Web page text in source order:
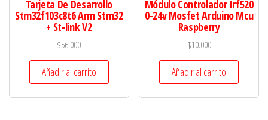
Tarjeta De Desarrollo
Stm32f103c8t6 Arm Stm32
+ St-link V2
$56.000
Añadir al carrito
Módulo Controlador Irf520
0-24v Mosfet Arduino Mcu
Raspberry
$10.000
Añadir al carrito